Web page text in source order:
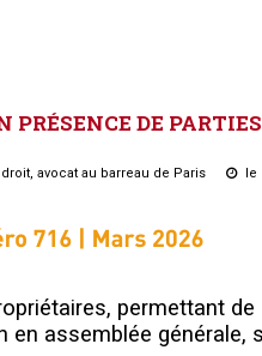
PRÉSENCE DE PARTIES
avocat au barreau de Paris le
permettant
en assemblée